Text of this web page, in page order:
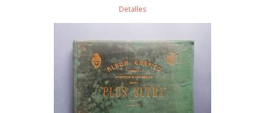
Detalles